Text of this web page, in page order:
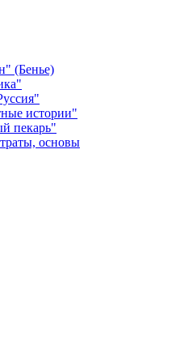
(Бенье)
истории"
пекарь"
основы